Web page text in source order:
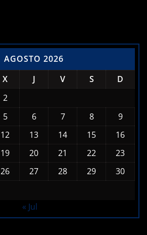
AGOSTO 2026
X J V S
D
2
5 6 7 8
9
12 13 14 15
16
19 20 21 22
23
26 27 28 29
30
« Jul